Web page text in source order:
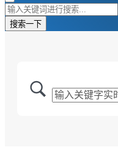
搜索一下